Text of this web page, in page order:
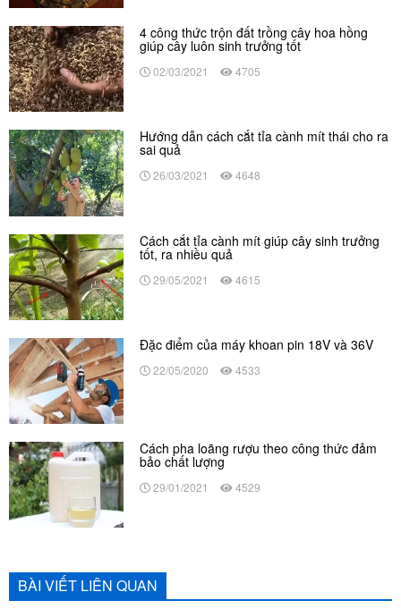
4 công thức trộn đất trồng cây hoa hồng
giúp cây luôn sinh trưởng tốt
02/03/2021 4705
Hướng dẫn cách cắt tỉa cành mít thái cho ra
sai quả
26/03/2021 4648
Cách cắt tỉa cành mít giúp cây sinh trưởng
tốt, ra nhiều quả
29/05/2021 4615
Đặc điểm của máy khoan pin 18V và 36V
22/05/2020 4533
Cách pha loãng rượu theo công thức đảm
bảo chất lượng
29/01/2021 4529
BÀI VIẾT LIÊN QUAN